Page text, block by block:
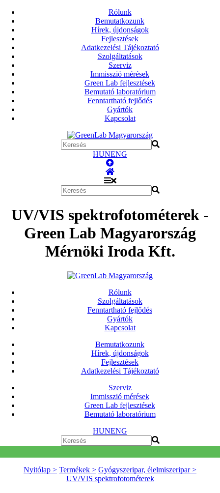
Rólunk
Bemutatkozunk
Hírek, újdonságok
Fejlesztések
Adatkezelési Tájékoztató
Szolgáltatások
Szerviz
Immisszió mérések
Green Lab fejlesztések
Bemutató laboratórium
Fenntartható fejlődés
Gyártók
Kapcsolat
HUNENG
UV/VIS spektrofotométerek -
Green Lab Magyarország
Mérnöki Iroda Kft.
Rólunk
Szolgáltatások
Fenntartható fejlődés
Gyártók
Kapcsolat
Bemutatkozunk
Hírek, újdonságok
Fejlesztések
Adatkezelési Tájékoztató
Szerviz
Immisszió mérések
Green Lab fejlesztések
Bemutató laboratórium
HUNENG
Nyitólap > Termékek > Gyógyszeripar, élelmiszeripar >
UV/VIS spektrofotométerek